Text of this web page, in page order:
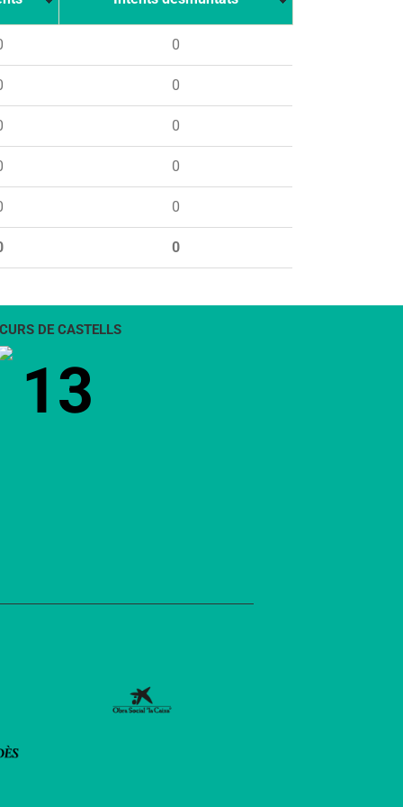
0
0
0
0
0
0
DE CASTELLS
13